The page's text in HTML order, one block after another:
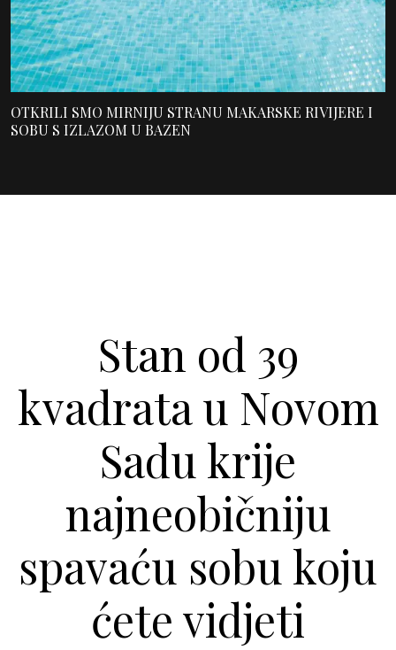
OTKRILI SMO MIRNIJU STRANU MAKARSKE RIVIJERE I
SOBU S IZLAZOM U BAZEN
Stan od 39
kvadrata u Novom
Sadu krije
najneobičniju
spavaću sobu koju
ćete vidjeti